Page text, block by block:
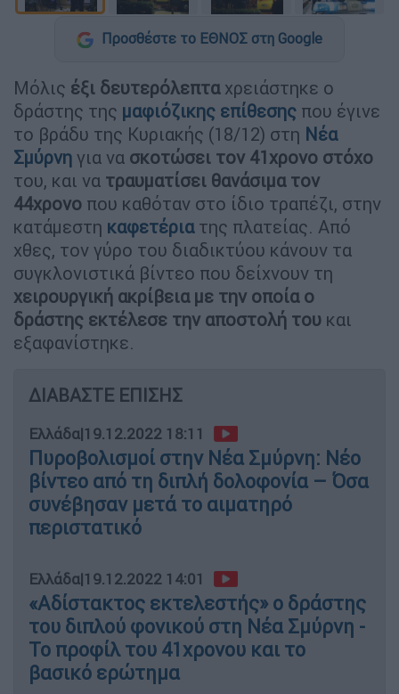
Προσθέστε το ΕΘΝΟΣ στη Google
Μόλις έξι δευτερόλεπταχρειάστηκε ο
δράστης της μαφιόζικης επίθεσης που έγινε
το βράδυ της Κυριακής (18/12) στη Νέα
Σμύρνη για να σκοτώσει τον 41χρονο στόχο
του, και να τραυματίσει θανάσιμα τον
44χρονο που καθόταν στο ίδιο τραπέζι, στην
κατάμεστη καφετέρια της πλατείας. Από
χθες, τον γύρο του διαδικτύου κάνουν τα
συγκλονιστικά βίντεο που δείχνουν τη
χειρουργική ακρίβεια με την οποία ο
δράστης εκτέλεσε την αποστολή του και
εξαφανίστηκε.
ΔΙΑΒΑΣΤΕ ΕΠΙΣΗΣ
Ελλάδα|19.12.2022 18:11
Πυροβολισμοί στην Νέα Σμύρνη: Νέο
βίντεο από τη διπλή δολοφονία – Όσα
συνέβησαν μετά το αιματηρό
περιστατικό
Ελλάδα|19.12.2022 14:01
«Αδίστακτος εκτελεστής» ο δράστης
του διπλού φονικού στη Νέα Σμύρνη -
Το προφίλ του 41χρονου και το
βασικό ερώτημα